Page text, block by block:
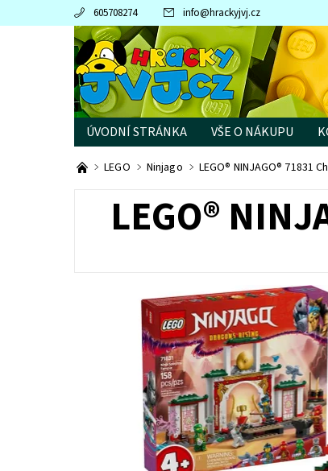
605708274 info@hrackyjvj.cz
ÚVODNÍ STRÁNKA VŠE O NÁKUPU
PRODÁVANÉ ZNAČKY
LEGO Ninjago LEGO® NINJAGO® 71831
LEGO®